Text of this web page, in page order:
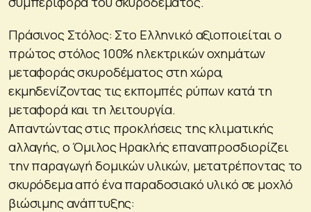
Πράσινος Στόλος: Στο Ελληνικό αξιοποιείται ο
πρώτος στόλος 100% ηλεκτρικών οχημάτων
μεταφοράς σκυροδέματος στη χώρα,
εκμηδενίζοντας τις εκπομπές ρύπων κατά τη
μεταφορά και τη λειτουργία.
Απαντώντας στις προκλήσεις της κλιματικής
αλλαγής, ο Όμιλος Ηρακλής επαναπροσδιορίζει
την παραγωγή δομικών υλικών, μετατρέποντας το
σκυρόδεμα από ένα παραδοσιακό υλικό σε μοχλό
βιώσιμης ανάπτυξης: